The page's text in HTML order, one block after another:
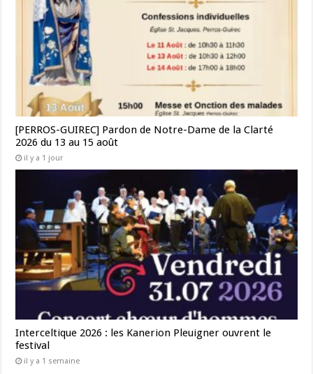
[PERROS-GUIREC] Pardon de Notre-Dame de la Clarté
2026 du 13 au 15 août
il y a 1 jour
Interceltique 2026 : les Kanerion Pleuigner ouvrent le
festival
il y a 1 semaine